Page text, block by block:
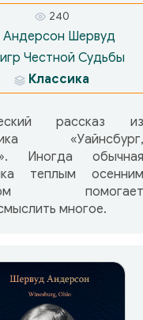
240
Андерсон Шервуд
Честной Судьбы
Классика
рассказ из
«Уайнсбург,
Иногда обычная
теплым осенним
помогает
многое.